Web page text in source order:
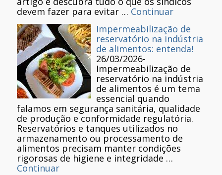
devem fazer para evitar … Continuar
Impermeabilização de
reservatório na indústria
de alimentos: entenda!
26/03/2026-
Impermeabilização de
reservatório na indústria
de alimentos é um tema
essencial quando
falamos em segurança sanitária, qualidade
de produção e conformidade regulatória.
Reservatórios e tanques utilizados no
armazenamento ou processamento de
alimentos precisam manter condições
rigorosas de higiene e integridade …
Continuar